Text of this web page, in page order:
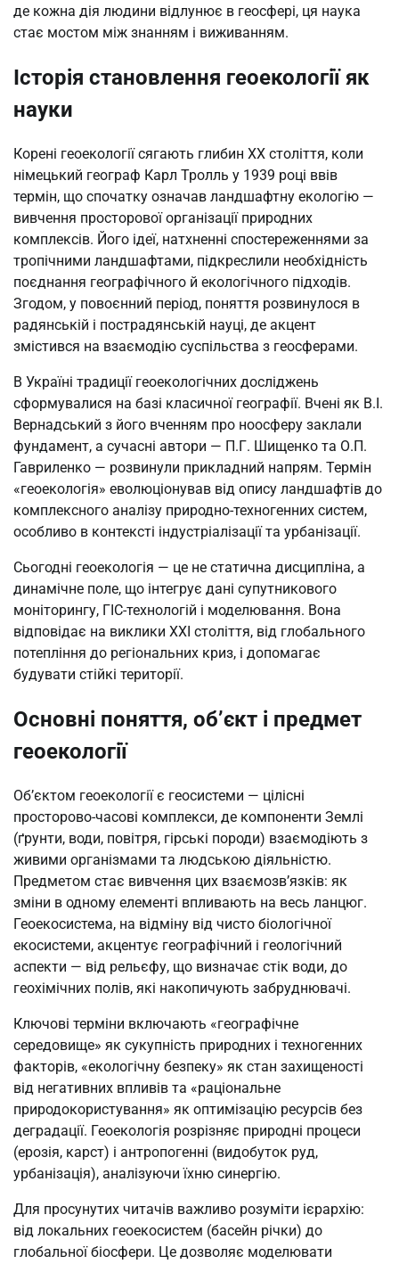
де кожна дія людини відлунює в геосфері, ця наука
стає мостом між знанням і виживанням.
Історія становлення геоекології як
науки
Корені геоекології сягають глибин XX століття, коли
німецький географ Карл Тролль у 1939 році ввів
термін, що спочатку означав ландшафтну екологію —
вивчення просторової організації природних
комплексів. Його ідеї, натхненні спостереженнями за
тропічними ландшафтами, підкреслили необхідність
поєднання географічного й екологічного підходів.
Згодом, у повоєнний період, поняття розвинулося в
радянській і пострадянській науці, де акцент
змістився на взаємодію суспільства з геосферами.
В Україні традиції геоекологічних досліджень
сформувалися на базі класичної географії. Вчені як В.І.
Вернадський з його вченням про ноосферу заклали
фундамент, а сучасні автори — П.Г. Шищенко та О.П.
Гавриленко — розвинули прикладний напрям. Термін
«геоекологія» еволюціонував від опису ландшафтів до
комплексного аналізу природно-техногенних систем,
особливо в контексті індустріалізації та урбанізації.
Сьогодні геоекологія — це не статична дисципліна, а
динамічне поле, що інтегрує дані супутникового
моніторингу, ГІС-технологій і моделювання. Вона
відповідає на виклики XXI століття, від глобального
потепління до регіональних криз, і допомагає
будувати стійкі території.
Основні поняття, об’єкт і предмет
геоекології
Об’єктом геоекології є геосистеми — цілісні
просторово-часові комплекси, де компоненти Землі
(ґрунти, води, повітря, гірські породи) взаємодіють з
живими організмами та людською діяльністю.
Предметом стає вивчення цих взаємозв’язків: як
зміни в одному елементі впливають на весь ланцюг.
Геоекосистема, на відміну від чисто біологічної
екосистеми, акцентує географічний і геологічний
аспекти — від рельєфу, що визначає стік води, до
геохімічних полів, які накопичують забруднювачі.
Ключові терміни включають «географічне
середовище» як сукупність природних і техногенних
факторів, «екологічну безпеку» як стан захищеності
від негативних впливів та «раціональне
природокористування» як оптимізацію ресурсів без
деградації. Геоекологія розрізняє природні процеси
(ерозія, карст) і антропогенні (видобуток руд,
урбанізація), аналізуючи їхню синергію.
Для просунутих читачів важливо розуміти ієрархію:
від локальних геоекосистем (басейн річки) до
глобальної біосфери. Це дозволяє моделювати